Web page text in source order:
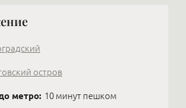
остров
метро: 10 минут пешком